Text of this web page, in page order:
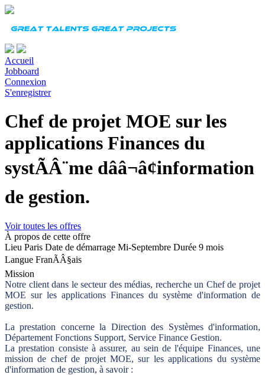
Accueil
Jobboard
Connexion
S'enregistrer
Chef de projet MOE sur les
applications Finances du
systÃÂ¨me dââ¬â¢information
de gestion.
Voir toutes les offres
À propos de cette offre
Lieu Paris Date de démarrage Mi-Septembre Durée 9 mois
Langue FranÃÂ§ais
Mission
Notre client dans le secteur des médias, recherche un Chef de projet
MOE sur les applications Finances du système d'information de
gestion.
La prestation concerne la Direction des Systèmes d'information,
Département Fonctions Support, Service Finance Gestion.
La prestation consiste à assurer, au sein de l'équipe Finances, une
mission de chef de projet MOE, sur les applications du système
d'information de gestion, à savoir :